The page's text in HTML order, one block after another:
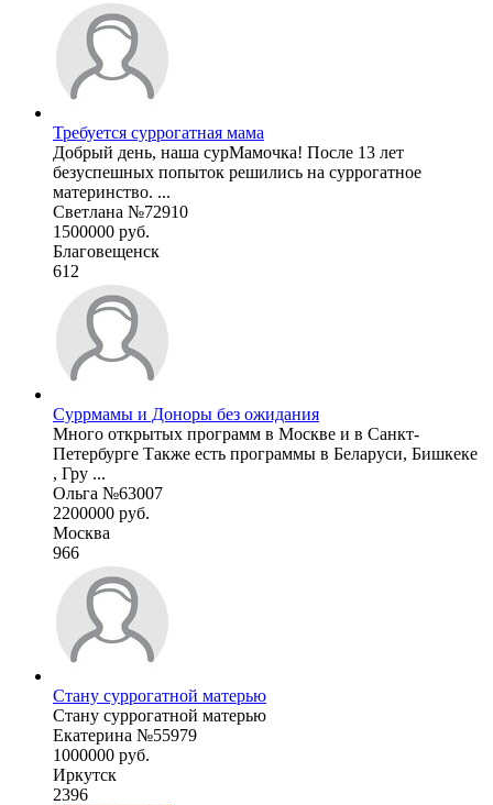
Требуется суррогатная мама
Добрый день, наша сурМамочка! После 13 лет
безуспешных попыток решились на суррогатное
материнство. ...
Светлана №72910
1500000 руб.
Благовещенск
612
Суррмамы и Доноры без ожидания
Много открытых программ в Москве и в Санкт-
Петербурге Также есть программы в Беларуси, Бишкеке
, Гру ...
Ольга №63007
2200000 руб.
Москва
966
Стану суррогатной матерью
Стану суррогатной матерью
Екатерина №55979
1000000 руб.
Иркутск
2396